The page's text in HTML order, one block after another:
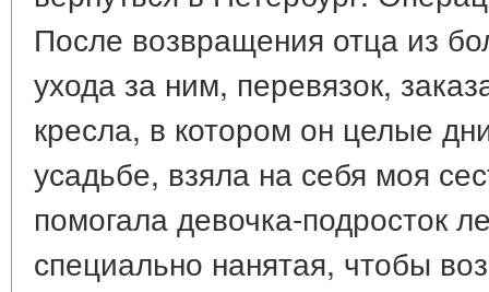
После возвращения отца из
ухода за ним, перевязок,
кресла, в котором он целые
усадьбе, взяла на себя моя
помогала девочка-подросток
специально нанятая, чтобы